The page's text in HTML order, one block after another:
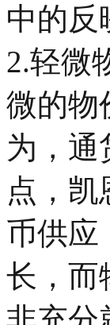
中的反
2.轻微
微的物
为，通
点，
币供应
长，而